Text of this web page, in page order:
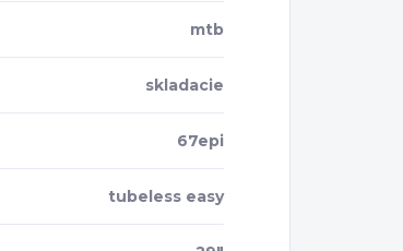
mtb
skladacie
67epi
tubeless easy